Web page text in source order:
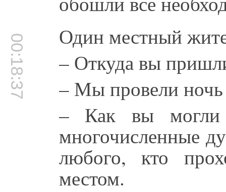
00:18:37
Один местный
– Откуда вы
– Мы провели ночь
– Как вы могли
многочисленные
любого, кто
местом.